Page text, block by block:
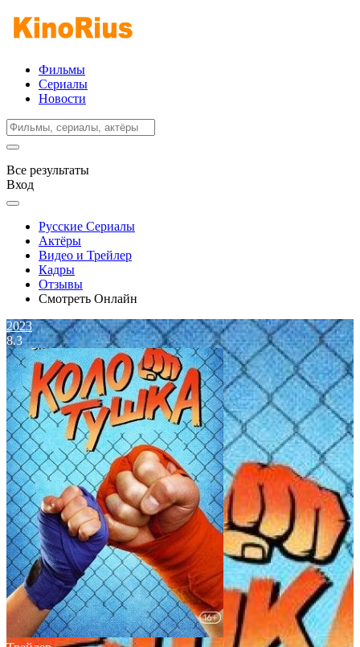
Фильмы
Сериалы
Новости
Все результаты
Вход
Русские Сериалы
Актёры
Видео и Трейлер
Кадры
Отзывы
Смотреть Онлайн
2023
8.3